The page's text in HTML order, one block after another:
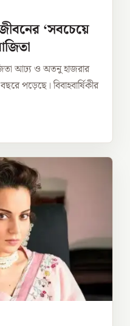
‘সবচেয়ে
আঢ্য ও অতনু হাজরার
পড়েছে। বিবাহবার্ষিকীর